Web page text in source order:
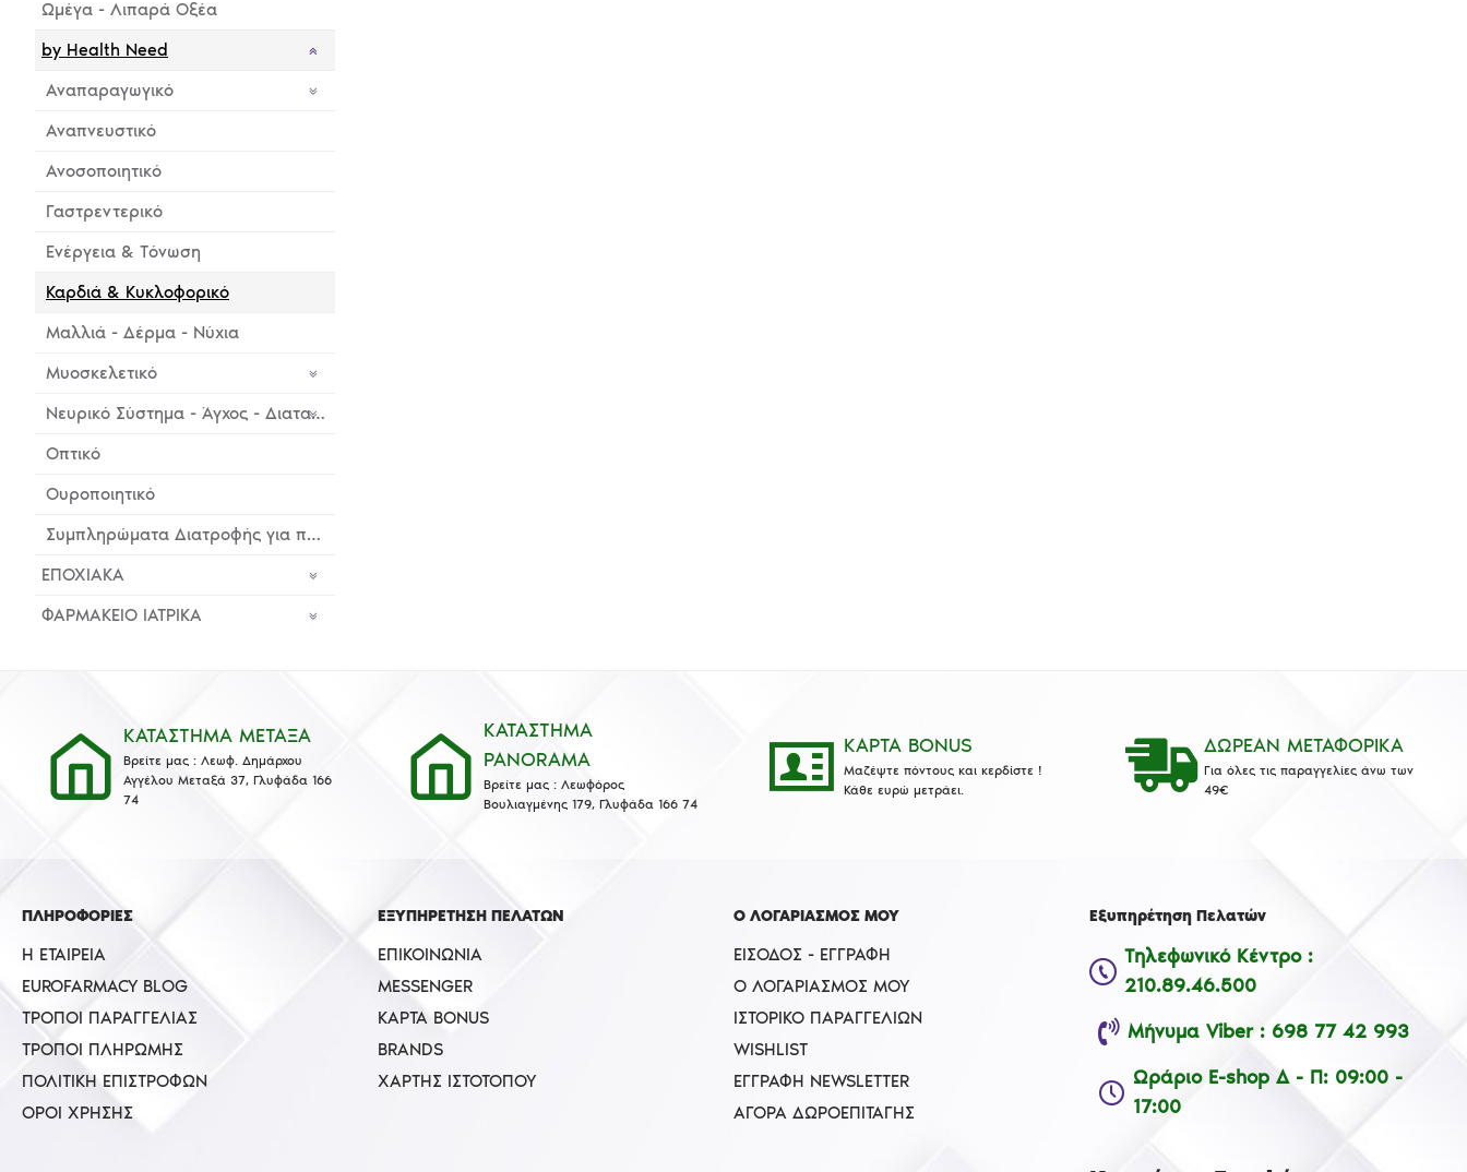
Ωμέγα - Λιπαρά Οξέα
by Health Need
Αναπαραγωγικό
Αναπνευστικό
Ανοσοποιητικό
Γαστρεντερικό
Ενέργεια & Τόνωση
Καρδιά & Κυκλοφορικό
Μαλλιά - Δέρμα - Νύχια
Μυοσκελετικό
Νευρικό Σύστημα - Άγχος - Διαταραχή Ύπνου - Stress
Οπτικό
Ουροποιητικό
Συμπληρώματα Διατροφής για παιδιά & εφήβους
ΕΠΟΧΙΑΚΑ
ΦΑΡΜΑΚΕΙΟ ΙΑΤΡΙΚΑ
ΚΑΤΑΣΤΗΜΑ ΜΕΤΑΞΑ
Βρείτε μας : Λεωφ. Δημάρχου
Αγγέλου Μεταξά 37, Γλυφάδα 166
74
ΚΑΤΑΣΤΗΜΑ
PANORAMA
Βρείτε μας : Λεωφόρος
Βουλιαγμένης 179, Γλυφάδα 166 74
ΚΑΡΤΑ BONUS
Μαζέψτε πόντους και κερδίστε !
Κάθε ευρώ μετράει.
ΔΩΡΕΑΝ ΜΕΤΑΦΟΡΙΚΑ
Για όλες τις παραγγελίες άνω των
49€
ΠΛΗΡΟΦΟΡΙΕΣ
Η ΕΤΑΙΡΕΊΑ
EUROFARMACY BLOG
ΤΡΌΠΟΙ ΠΑΡΑΓΓΕΛΊΑΣ
ΤΡΌΠΟΙ ΠΛΗΡΩΜΉΣ
ΠΟΛΙΤΙΚΉ ΕΠΙΣΤΡΟΦΏΝ
ΌΡΟΙ ΧΡΉΣΗΣ
ΕΞΥΠΗΡΕΤΗΣΗ ΠΕΛΑΤΩΝ
ΕΠΙΚΟΙΝΩΝΊΑ
MESSENGER
ΚΆΡΤΑ BONUS
BRANDS
ΧΆΡΤΗΣ ΙΣΤΌΤΟΠΟΥ
Ο ΛΟΓΑΡΙΑΣΜΟΣ ΜΟΥ
ΕΊΣΟΔΟΣ - ΕΓΓΡΑΦΉ
Ο ΛΟΓΑΡΙΑΣΜΌΣ ΜΟΥ
ΙΣΤΟΡΙΚΌ ΠΑΡΑΓΓΕΛΙΏΝ
WISHLIST
ΕΓΓΡΑΦΉ NEWSLETTER
ΑΓΟΡΆ ΔΩΡΟΕΠΙΤΑΓΉΣ
Εξυπηρέτηση Πελατών
Τηλεφωνικό Κέντρο :
210.89.46.500
Μήνυμα Viber : 698 77 42 993
Ωράριο E-shop Δ - Π: 09:00 -
17:00